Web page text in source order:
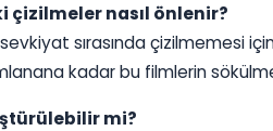
çizilmeler nasıl önlenir?
sırasında çizilmemesi
kadar bu filmlerin
mi?